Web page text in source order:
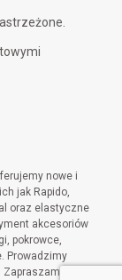
nowe i
jak Rapido,
oraz elastyczne
akcesoriów
pokrowce,
Prowadzimy
do